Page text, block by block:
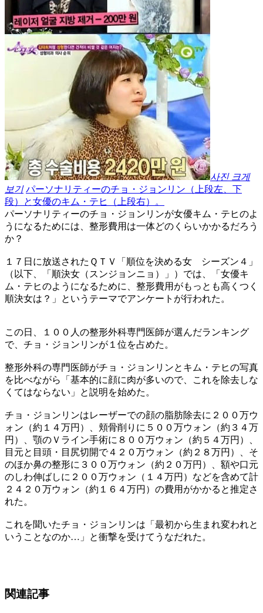
사진 크게
보기 パーソナリティーのチョ・ジョンリン（上段左、下
段）と女優のキム・テヒ（上段右）。
パーソナリティーのチョ・ジョンリンが女優キム・テヒのよ
うになるためには、整形費用は一体どのくらいかかるだろう
か？
１７日に放送されたＱＴＶ「順位を決める女 シーズン４」
（以下、「順決女（スンジョンニョ）」）では、「女優キ
ム・テヒのようになるために、整形費用がもっとも高くつく
順決女は？」というテーマでアンケートが行われた。
この日、１００人の整形外科専門医師が選んだランキング
で、チョ・ジョンリンが１位を占めた。
整形外科の専門医師がチョ・ジョンリンとキム・テヒの写真
を比べながら「基本的に顔に肉が多いので、これを除去しな
くてはならない」と説明を始めた。
チョ・ジョンリンはレーザーでの顔の脂肪除去に２００万ウ
ォン（約１４万円）、頬骨削りに５００万ウォン（約３４万
円）、顎のＶライン手術に８００万ウォン（約５４万円）、
目元と目頭・目尻切開で４２０万ウォン（約２８万円）、そ
のほか鼻の整形に３００万ウォン（約２０万円）、額や口元
のしわ伸ばしに２００万ウォン（１４万円）などを含めて計
２４２０万ウォン（約１６４万円）の費用がかかると推定さ
れた。
これを聞いたチョ・ジョンリンは「最初から生まれ変われと
いうことなのか…」と衝撃を受けてうなだれた。
関連記事